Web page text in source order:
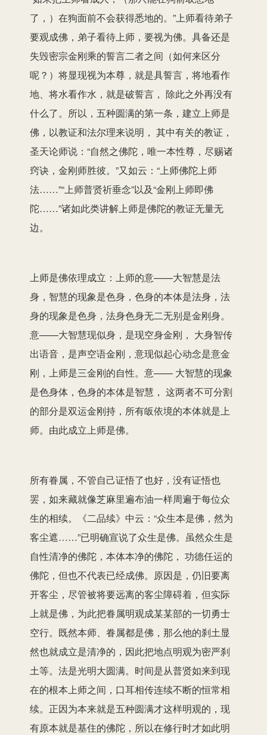
了，）在狗面前不会获得悉地的。”上师看待弟子
要观成佛，弟子看待上师，要视为佛。具备还是
失毁密宗金刚乘的誓言二者之间（如何来区分
呢？）将显现视为本尊，就是具誓言，将地看作
地、将水看作水，就是破誓言， 除此之外再没有
什么了。所以，五种圆满的第一条，建立上师是
佛，以教证和法尔理来说明， 其中有关的教证，
圣天论师说：“自然之佛陀，唯一本性尊，尽赐诸
窍诀，金刚师胜彼。”又如云：“上师佛陀上师
法……”“上师普贤祈垂念”以及“金刚上师即佛
陀……”诸如此类讲解上师是佛陀的教证无量无
边。
上师是佛依理成立：上师的意——大智慧是法
身，智慧的现象是色身，色身的本体是法身，法
身的现象是色身，法身色身无二无别是金刚身。
意——大智慧现似身，是现空身金刚， 大身智传
出语音，是声空语金刚，意现似起心动念是意金
刚，上师是三金刚的自性。意—— 大智慧的现象
是色身体，色身的本体是智慧， 这两者不可分割
的部分是双运金刚持，所有皈依境的本体就是上
师。由此成立上师是佛。
所有眷属，不管自己证悟了也好，没有证悟也
罢，如来藏就像芝麻里遍布油一样周遍于每位众
生的相续。《二品续》中云：“众生本是佛，然为
客尘遮……”已明确宣说了众生是佛。虽然众生是
自性清净的佛陀，本体本净的佛陀， 功德任运的
佛陀，但也不代表已经成佛。原因是，仍旧要离
开客尘，尽管被将要远离的客尘障碍着，但实际
上就是佛，为此把眷属明观成某某部的一切勇士
空行。既然本师、眷属都是佛，那么他的刹土显
然也就成立是清净的，因此把地点明观为密严刹
土等。法是光明大圆满。时间是从普贤如来到现
在的根本上师之间，口耳相传连续不断的恒常相
续。正因为本来就是五种圆满才这样明观的，现
有原本就是基住的佛陀，所以在修行时才如此明